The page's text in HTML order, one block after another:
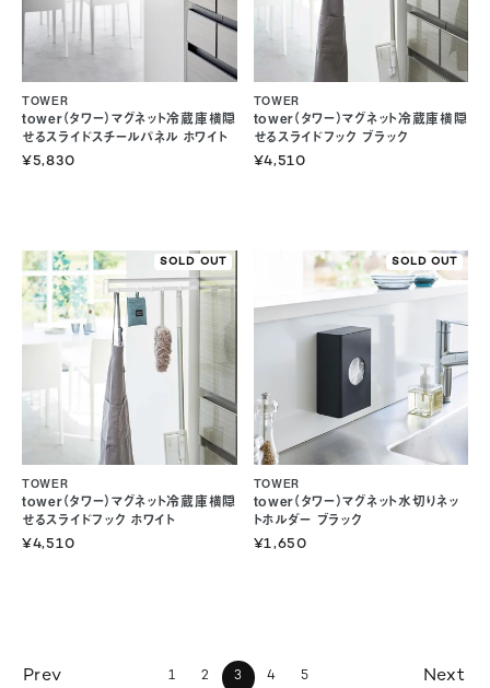
tower（タワー）マグネット冷蔵庫横隠
せるスライドスチールパネル ホワイト
TOWER
¥5,830
tower（タワー）マグネット冷蔵庫横隠
せるスライドフック ブラック
TOWER
¥4,510
SOLD OUT
tower（タワー）マグネット冷蔵庫横隠
せるスライドフック ホワイト
TOWER
¥4,510
SOLD OUT
tower（タワー）マグネット水切りネッ
トホルダー ブラック
TOWER
¥1,650
1 2 3 4 5